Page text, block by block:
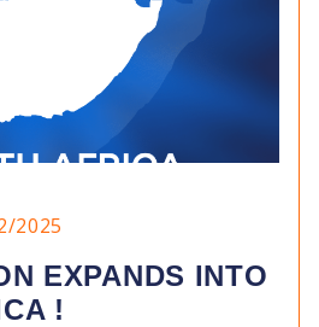
2025
EXPANDS INTO
!